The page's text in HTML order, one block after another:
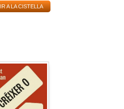
A LA CISTELLA